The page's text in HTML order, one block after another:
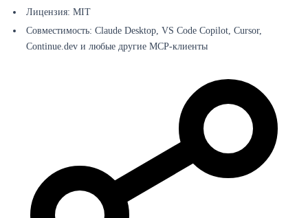
Лицензия: MIT
Совместимость: Claude Desktop, VS Code Copilot, Cursor,
Continue.dev и любые другие MCP-клиенты